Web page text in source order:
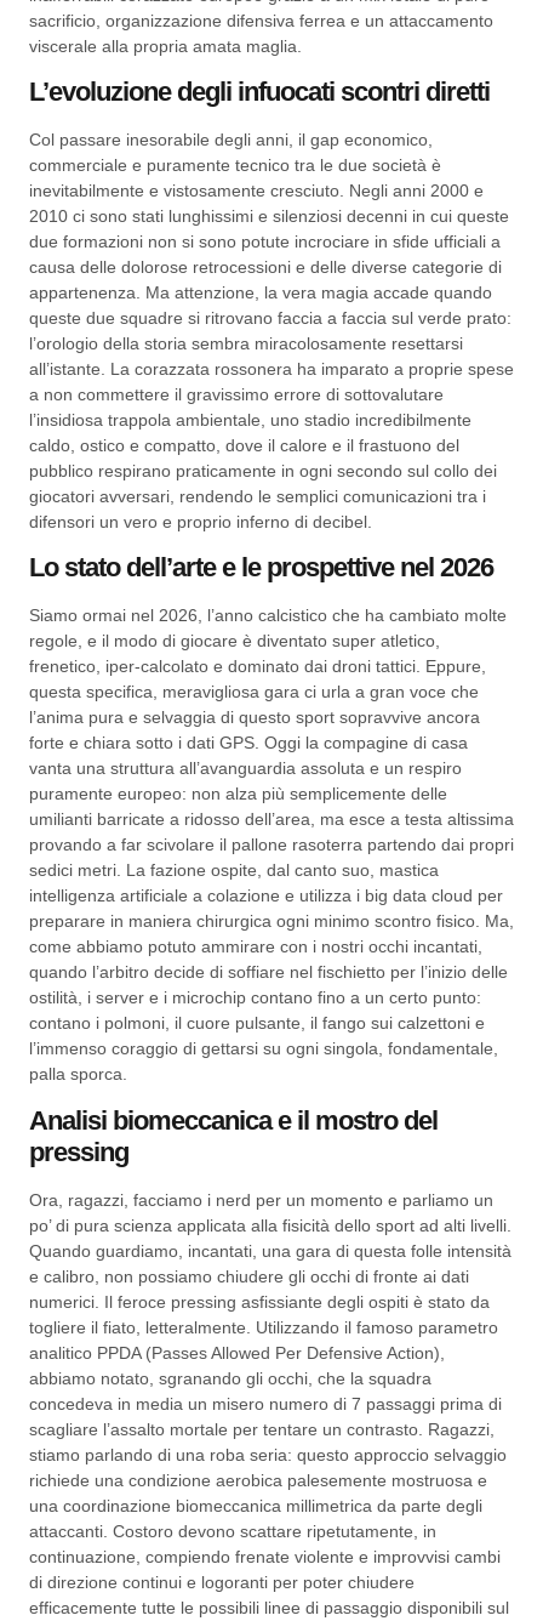
sacrificio, organizzazione difensiva ferrea e un attaccamento
viscerale alla propria amata maglia.
L’evoluzione degli infuocati scontri diretti
Col passare inesorabile degli anni, il gap economico,
commerciale e puramente tecnico tra le due società è
inevitabilmente e vistosamente cresciuto. Negli anni 2000 e
2010 ci sono stati lunghissimi e silenziosi decenni in cui queste
due formazioni non si sono potute incrociare in sfide ufficiali a
causa delle dolorose retrocessioni e delle diverse categorie di
appartenenza. Ma attenzione, la vera magia accade quando
queste due squadre si ritrovano faccia a faccia sul verde prato:
l’orologio della storia sembra miracolosamente resettarsi
all’istante. La corazzata rossonera ha imparato a proprie spese
a non commettere il gravissimo errore di sottovalutare
l’insidiosa trappola ambientale, uno stadio incredibilmente
caldo, ostico e compatto, dove il calore e il frastuono del
pubblico respirano praticamente in ogni secondo sul collo dei
giocatori avversari, rendendo le semplici comunicazioni tra i
difensori un vero e proprio inferno di decibel.
Lo stato dell’arte e le prospettive nel 2026
Siamo ormai nel 2026, l’anno calcistico che ha cambiato molte
regole, e il modo di giocare è diventato super atletico,
frenetico, iper-calcolato e dominato dai droni tattici. Eppure,
questa specifica, meravigliosa gara ci urla a gran voce che
l’anima pura e selvaggia di questo sport sopravvive ancora
forte e chiara sotto i dati GPS. Oggi la compagine di casa
vanta una struttura all’avanguardia assoluta e un respiro
puramente europeo: non alza più semplicemente delle
umilianti barricate a ridosso dell’area, ma esce a testa altissima
provando a far scivolare il pallone rasoterra partendo dai propri
sedici metri. La fazione ospite, dal canto suo, mastica
intelligenza artificiale a colazione e utilizza i big data cloud per
preparare in maniera chirurgica ogni minimo scontro fisico. Ma,
come abbiamo potuto ammirare con i nostri occhi incantati,
quando l’arbitro decide di soffiare nel fischietto per l’inizio delle
ostilità, i server e i microchip contano fino a un certo punto:
contano i polmoni, il cuore pulsante, il fango sui calzettoni e
l’immenso coraggio di gettarsi su ogni singola, fondamentale,
palla sporca.
Analisi biomeccanica e il mostro del
pressing
Ora, ragazzi, facciamo i nerd per un momento e parliamo un
po’ di pura scienza applicata alla fisicità dello sport ad alti livelli.
Quando guardiamo, incantati, una gara di questa folle intensità
e calibro, non possiamo chiudere gli occhi di fronte ai dati
numerici. Il feroce pressing asfissiante degli ospiti è stato da
togliere il fiato, letteralmente. Utilizzando il famoso parametro
analitico PPDA (Passes Allowed Per Defensive Action),
abbiamo notato, sgranando gli occhi, che la squadra
concedeva in media un misero numero di 7 passaggi prima di
scagliare l’assalto mortale per tentare un contrasto. Ragazzi,
stiamo parlando di una roba seria: questo approccio selvaggio
richiede una condizione aerobica palesemente mostruosa e
una coordinazione biomeccanica millimetrica da parte degli
attaccanti. Costoro devono scattare ripetutamente, in
continuazione, compiendo frenate violente e improvvisi cambi
di direzione continui e logoranti per poter chiudere
efficacemente tutte le possibili linee di passaggio disponibili sul